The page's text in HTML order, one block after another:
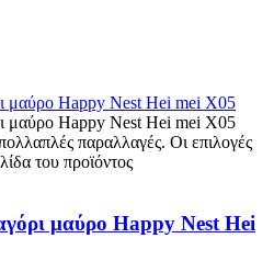
παραλλαγές. Οι επιλογές
του προϊόντος
μαύρο Happy Nest Hei